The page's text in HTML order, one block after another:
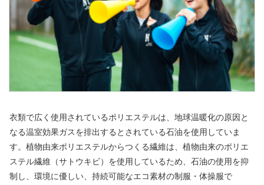
衣類で広く使用されているポリエステルは、地球温暖化の原因と
なる温室効果ガスを排出するとされている石油を使用していま
す。植物由来ポリエステルからつくる繊維は、植物由来のポリエ
ステル繊維（サトウキビ）を使用しているため、石油の使用を抑
制し、環境に優しい、持続可能なエコ素材の制服・体操服で